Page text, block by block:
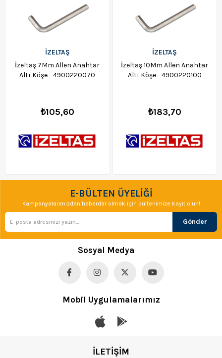
İZELTAŞ
İzeltaş 7Mm Allen Anahtar
Altı Köşe - 4900220070
₺105,60
İZELTAŞ
İzeltaş 10Mm Allen Anahtar
Altı Köşe - 4900220100
₺183,70
E-BÜLTEN ÜYELİĞİ
Kampanyalarımızdan haberdar olmak için bültenimize kayıt olun!
Gönder
Sosyal Medya
Mobil Uygulamalarımız
İLETİŞİM